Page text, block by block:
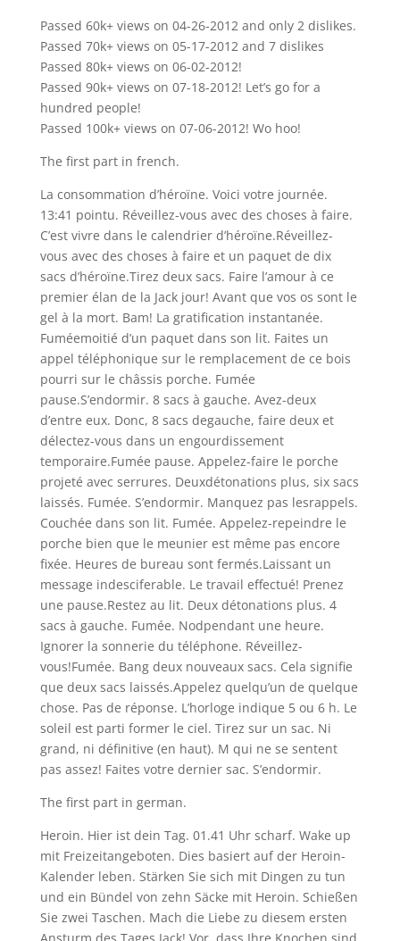
Passed 60k+ views on 04-26-2012 and only 2 dislikes.
Passed 70k+ views on 05-17-2012 and 7 dislikes
Passed 80k+ views on 06-02-2012!
Passed 90k+ views on 07-18-2012! Let’s go for a
hundred people!
Passed 100k+ views on 07-06-2012! Wo hoo!
The first part in french.
La consommation d’héroïne. Voici votre journée.
13:41 pointu. Réveillez-vous avec des choses à faire.
C’est vivre dans le calendrier d’héroïne.Réveillez-
vous avec des choses à faire et un paquet de dix
sacs d’héroïne.Tirez deux sacs. Faire l’amour à ce
premier élan de la Jack jour! Avant que vos os sont le
gel à la mort. Bam! La gratification instantanée.
Fuméemoitié d’un paquet dans son lit. Faites un
appel téléphonique sur le remplacement de ce bois
pourri sur le châssis porche. Fumée
pause.S’endormir. 8 sacs à gauche. Avez-deux
d’entre eux. Donc, 8 sacs degauche, faire deux et
délectez-vous dans un engourdissement
temporaire.Fumée pause. Appelez-faire le porche
projeté avec serrures. Deuxdétonations plus, six sacs
laissés. Fumée. S’endormir. Manquez pas lesrappels.
Couchée dans son lit. Fumée. Appelez-repeindre le
porche bien que le meunier est même pas encore
fixée. Heures de bureau sont fermés.Laissant un
message indesciferable. Le travail effectué! Prenez
une pause.Restez au lit. Deux détonations plus. 4
sacs à gauche. Fumée. Nodpendant une heure.
Ignorer la sonnerie du téléphone. Réveillez-
vous!Fumée. Bang deux nouveaux sacs. Cela signifie
que deux sacs laissés.Appelez quelqu’un de quelque
chose. Pas de réponse. L’horloge indique 5 ou 6 h. Le
soleil est parti former le ciel. Tirez sur un sac. Ni
grand, ni définitive (en haut). M qui ne se sentent
pas assez! Faites votre dernier sac. S’endormir.
The first part in german.
Heroin. Hier ist dein Tag. 01.41 Uhr scharf. Wake up
mit Freizeitangeboten. Dies basiert auf der Heroin-
Kalender leben. Stärken Sie sich mit Dingen zu tun
und ein Bündel von zehn Säcke mit Heroin. Schießen
Sie zwei Taschen. Mach die Liebe zu diesem ersten